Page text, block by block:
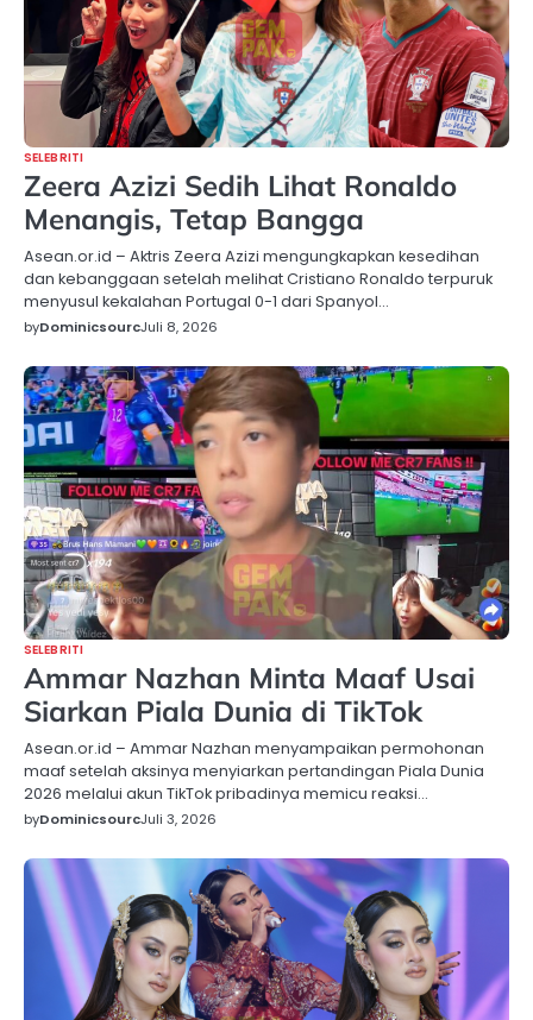
SELEBRITI
Zeera Azizi Sedih Lihat Ronaldo
Menangis, Tetap Bangga
Asean.or.id – Aktris Zeera Azizi mengungkapkan kesedihan
dan kebanggaan setelah melihat Cristiano Ronaldo terpuruk
menyusul kekalahan Portugal 0-1 dari Spanyol…
byDominicsourcJuli 8, 2026
SELEBRITI
Ammar Nazhan Minta Maaf Usai
Siarkan Piala Dunia di TikTok
Asean.or.id – Ammar Nazhan menyampaikan permohonan
maaf setelah aksinya menyiarkan pertandingan Piala Dunia
2026 melalui akun TikTok pribadinya memicu reaksi…
byDominicsourcJuli 3, 2026